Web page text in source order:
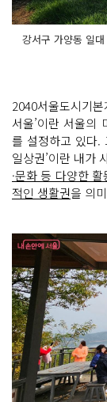
강서구 가양동 일
2040서울도시기
서울’이란 서울의
를 설정하고 있다.
일상권’이란 내가
·문화 등 다양한
적인 생활권을 의